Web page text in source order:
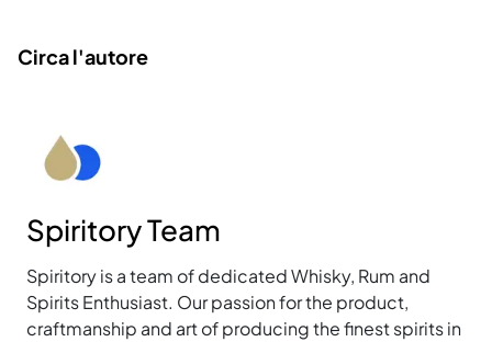
Circa l'autore
Spiritory Team
Spiritory is a team of dedicated Whisky, Rum and
Spirits Enthusiast. Our passion for the product,
craftmanship and art of producing the finest spirits in